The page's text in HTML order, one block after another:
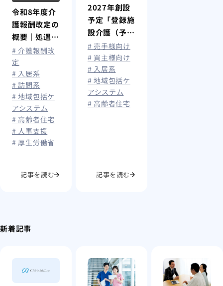
令和8年度介
護報酬改定の
概要｜処遇改
善加算拡充で
最大月額1.9
万円賃上げ、
算定要件を解
説
# 介護報酬改
定
# 入居系
# 訪問系
# 地域包括ケ
アシステム
# 高齢者住宅
# 人事支援
# 厚生労働省
記事を読む
2027年創設
予定「登録施
設介護（予
防）支援」と
は？住宅型有
料老人ホーム
の今後と影響
も解説
# 売手様向け
# 買主様向け
# 入居系
# 地域包括ケ
アシステム
# 高齢者住宅
記事を読む
新着記事